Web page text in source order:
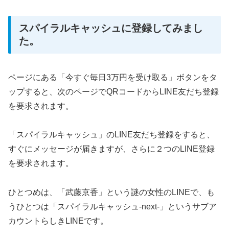
スパイラルキャッシュに登録してみまし
た。
ページにある「今すぐ毎日3万円を受け取る」ボタンをタ
ップすると、次のページでQRコードからLINE友だち登録
を要求されます。
「スパイラルキャッシュ」のLINE友だち登録をすると、
すぐにメッセージが届きますが、さらに２つのLINE登録
を要求されます。
ひとつめは、「武藤京香」という謎の女性のLINEで、も
うひとつは「スパイラルキャッシュ-next-」というサブア
カウントらしきLINEです。